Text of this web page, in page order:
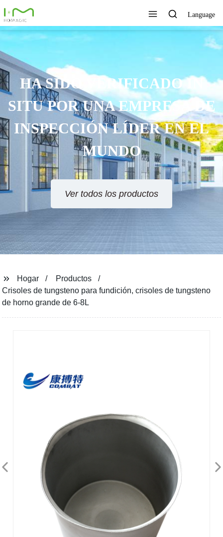
Language
TECNOLOGÍA ÚNICA,
EXCELENTE CALIDAD,
SERVICIO RÁPIDO
Ver todos los productos
Hogar
Productos
Crisoles de tungsteno para fundición, crisoles de tungsteno
de horno grande de 6-8L